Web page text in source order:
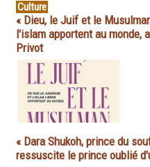
Culture
« Dieu, le Juif et le
l'islam apportent au monde,
Privot
« Dara Shukoh, prince du
ressuscite le prince oublié